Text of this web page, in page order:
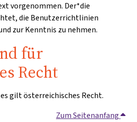
vorgenommen. Der*die
die Benutzerrichtlinien
zur Kenntnis zu nehmen.
für
Recht
gilt österreichisches Recht.
Zum Seitenanfang